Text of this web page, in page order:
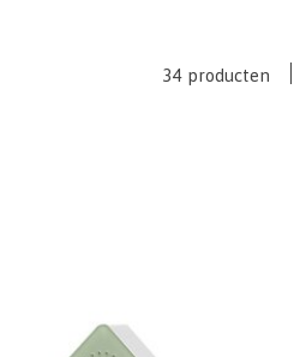
34 producten